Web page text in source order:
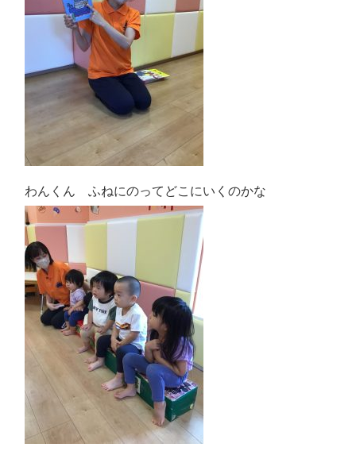
わんくん ふねにのってどこにいくのかな